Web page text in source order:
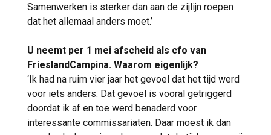
Samenwerken is sterker dan aan de zijlijn roepen
dat het allemaal anders moet.’
U neemt per 1 mei afscheid als cfo van
FrieslandCampina. Waarom eigenlijk?
‘Ik had na ruim vier jaar het gevoel dat het tijd werd
voor iets anders. Dat gevoel is vooral getriggerd
doordat ik af en toe werd benaderd voor
interessante commissariaten. Daar moest ik dan